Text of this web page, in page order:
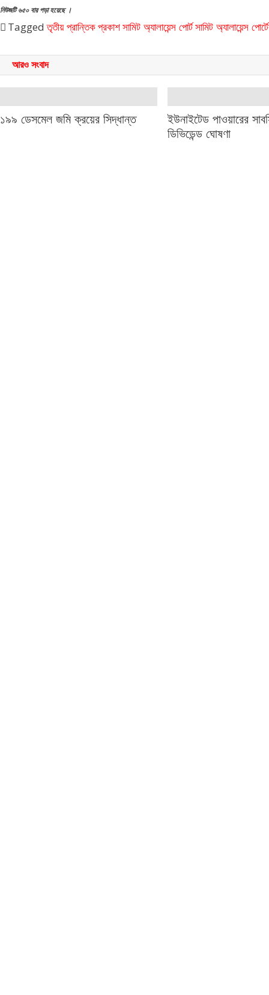
নিউজটি ৬৫০ বার পড়া হয়েছে ।
Taggedতৃতীয় প্রান্তিক প্রকাশ সামিট অ্যালায়েন্স পোর্ট সামিট অ্যালায়েন্স
আরও সংবাদ
১৯৯ ডেসমেল জমি ক্রয়ের সিদ্ধান্ত
ইউনাইটেড পাওয়ারের
ডিভিডেন্ড ঘোষণা